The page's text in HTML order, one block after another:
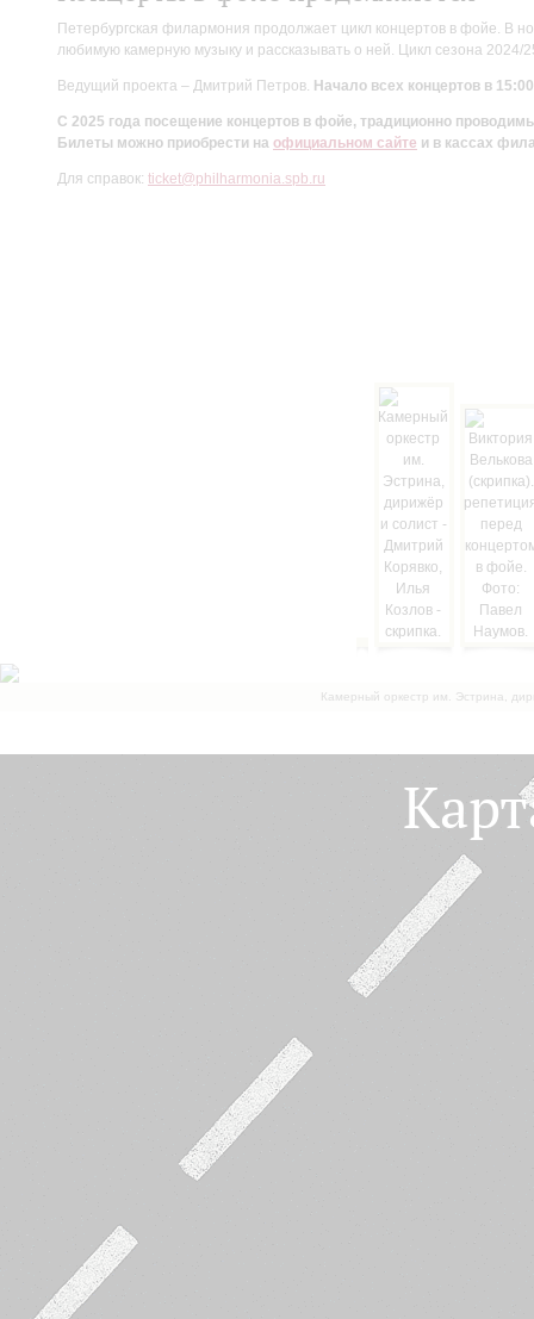
Петербургская филармония продолжает цикл концертов в фойе. В
любимую камерную музыку и рассказывать о ней. Цикл сезона
Ведущий проекта – Дмитрий Петров. Начало всех концертов в
С 2025 года посещение концертов в фойе, традиционно
Билеты можно приобрести на официальном сайте и в кассах
Для справок: ticket@philharmonia.spb.ru
Камерный оркестр им. Эстрина,